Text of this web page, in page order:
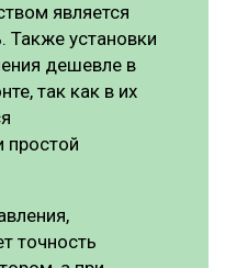
является
установки
дешевле в
так как в их
простой
точность